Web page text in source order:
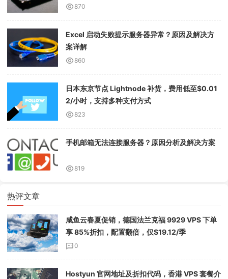
870
Excel 启动失败提示服务器异常？原因及解决方
案详解
860
日本东京节点 Lightnode 补货，费用低至$0.01
2/小时，支持多种支付方式
823
手机邮箱无法连接服务器？原因分析及解决方案
819
热评文章
咸鱼云春夏促销，德国法兰克福 9929 VPS 下单
享 85%折扣，配置翻倍，仅$19.12/季
0
Hostyun 官网地址及折扣代码，香港 VPS 套餐介